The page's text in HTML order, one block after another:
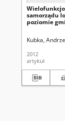
samorządu
poziomie
Kubka,
2012
artykuł